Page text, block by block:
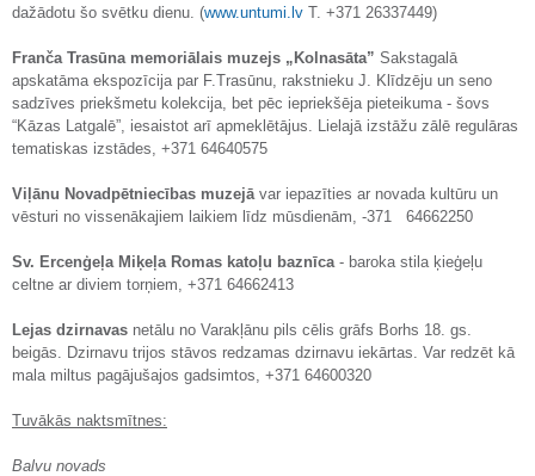
dažādotu šo svētku dienu. (www.untumi.lv T. +371 26337449)
Franča Trasūna memoriālais muzejs „Kolnasāta” Sakstagalā
apskatāma ekspozīcija par F.Trasūnu, rakstnieku J. Klīdzēju un seno
sadzīves priekšmetu kolekcija, bet pēc iepriekšēja pieteikuma - šovs
“Kāzas Latgalē”, iesaistot arī apmeklētājus. Lielajā izstāžu zālē regulāras
tematiskas izstādes, +371 64640575
Viļānu Novadpētniecības muzejāvar iepazīties ar novada kultūru un
vēsturi no vissenākajiem laikiem līdz mūsdienām, -371 64662250
Sv. Ercenģeļa Miķeļa Romas katoļu baznīca- baroka stila ķieģeļu
celtne ar diviem torņiem, +371 64662413
Lejas dzirnavas netālu no Varakļānu pils cēlis grāfs Borhs 18. gs.
beigās. Dzirnavu trijos stāvos redzamas dzirnavu iekārtas. Var redzēt kā
mala miltus pagājušajos gadsimtos, +371 64600320
Tuvākās naktsmītnes:
Balvu novads